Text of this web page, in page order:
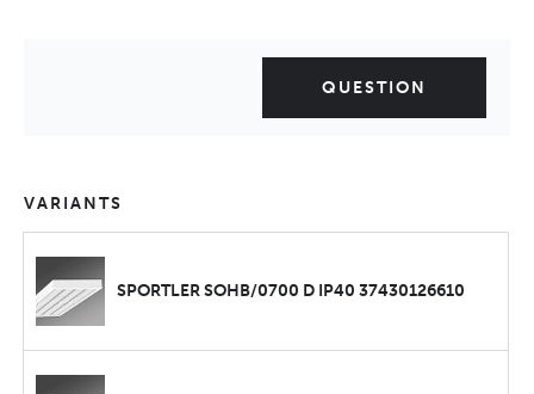
QUESTION
VARIANTS
SPORTLER SOHB/0700 D IP40 37430126610